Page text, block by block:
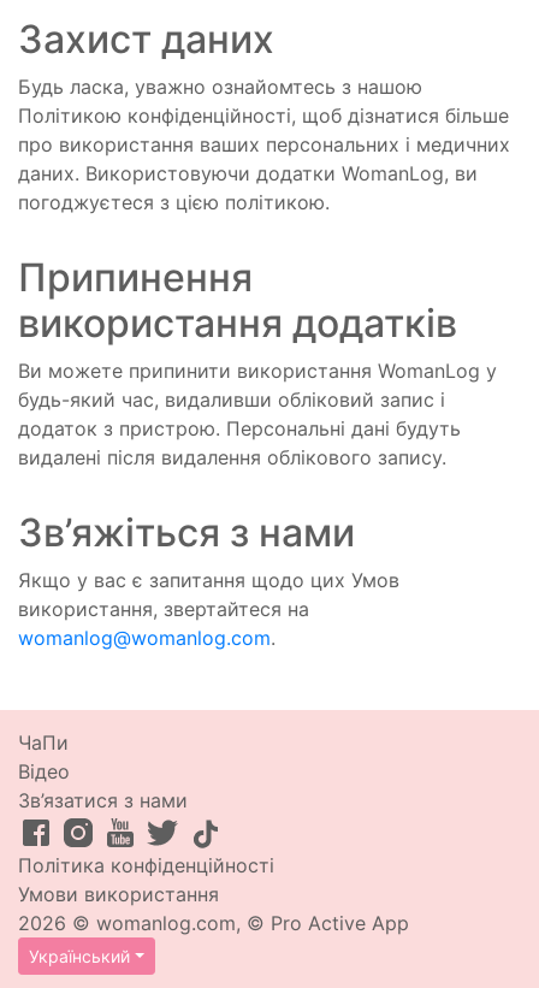
Захист даних
Будь ласка, уважно ознайомтесь з нашою
Політикою конфіденційності, щоб дізнатися більше
про використання ваших персональних і медичних
даних. Використовуючи додатки WomanLog, ви
погоджуєтеся з цією політикою.
Припинення
використання додатків
Ви можете припинити використання WomanLog у
будь-який час, видаливши обліковий запис і
додаток з пристрою. Персональні дані будуть
видалені після видалення облікового запису.
Зв’яжіться з нами
Якщо у вас є запитання щодо цих Умов
використання, звертайтеся на
womanlog@womanlog.com.
Політика конфіденційності
Умови використання
2026 © womanlog.com, © Pro Active App
Український
ЧаПи
Відео
Зв’язатися з нами